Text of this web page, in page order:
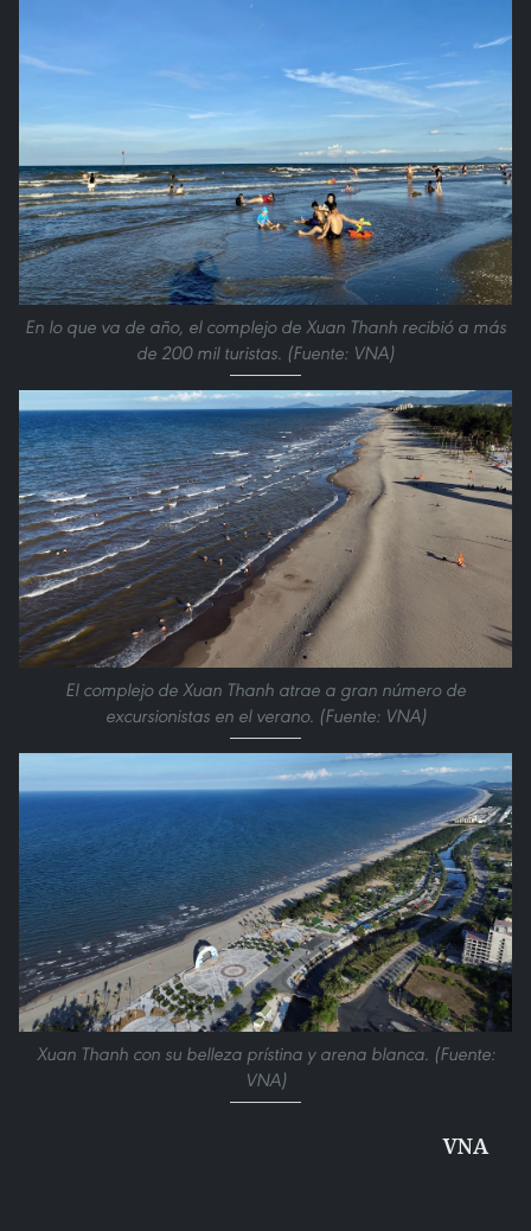
En lo que va de año, el complejo de Xuan Thanh recibió a más
de 200 mil turistas. (Fuente: VNA)
El complejo de Xuan Thanh atrae a gran número de
excursionistas en el verano. (Fuente: VNA)
Xuan Thanh con su belleza prístina y arena blanca. (Fuente:
VNA)
VNA